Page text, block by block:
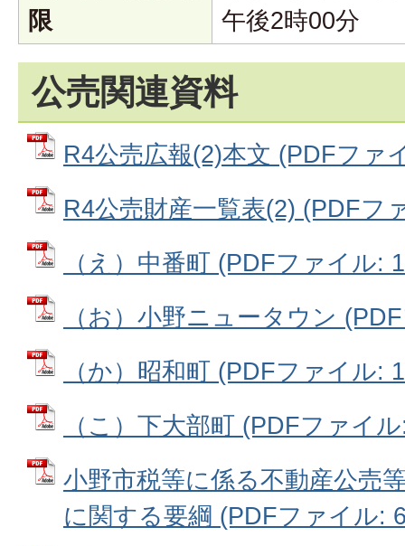
限
午後2時00分
公売関連資料
R4公売広報(2)本文 (PDFファ
R4公売財産一覧表(2) (PDFフ
（え）中番町 (PDFファイル:
（お）小野ニュータウン
（か）昭和町 (PDFファイル:
（こ）下大部町 (PDFファイ
小野市税等に係る不動産公売
に関する要綱 (PDFファイル: